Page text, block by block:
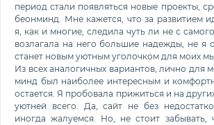
период стали появляться новые проекты,
беонминд. Мне кажется, что за развитием
я, как и многие, следила чуть ли не с
возлагала на него большие надежды, не я
станет новым уютным уголочком для моих
Из всех аналогичных вариантов, лично для
минд был наиболее интересным и
остается. Я пробовала прижиться и на
уютней всего. Да, сайт не без
иногда жалуемся. Но, не стоит забывать,